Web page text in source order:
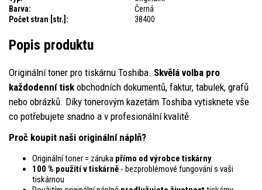
Barva:
Černá
Počet stran [str.]:
38400
Popis produktu
Originální toner pro tiskárnu Toshiba. Skvělá volba pro
každodenní tisk obchodních dokumentů, faktur, tabulek, grafů
nebo obrázků. Díky tonerovým kazetám Toshiba vytisknete vše
co potřebujete snadno a v profesionální kvalitě.
Proč koupit naši originální náplň?
Originální toner = záruka přímo od výrobce tiskárny
100 % použití v tiskárně - bezproblémové fungování s vaši
tiskárnou